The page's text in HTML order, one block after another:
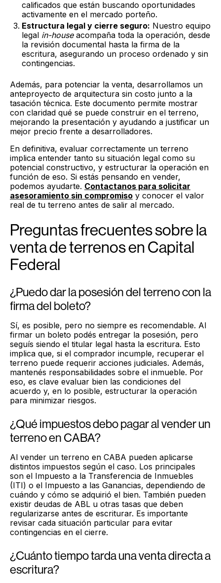
calificados que están buscando oportunidades
activamente en el mercado porteño.
Estructura legal y cierre seguro: Nuestro equipo
legal in-house acompaña toda la operación, desde
la revisión documental hasta la firma de la
escritura, asegurando un proceso ordenado y sin
contingencias.
Además, para potenciar la venta, desarrollamos un
anteproyecto de arquitectura sin costo junto a la
tasación técnica. Este documento permite mostrar
con claridad qué se puede construir en el terreno,
mejorando la presentación y ayudando a justificar un
mejor precio frente a desarrolladores.
En definitiva, evaluar correctamente un terreno
implica entender tanto su situación legal como su
potencial constructivo, y estructurar la operación en
función de eso. Si estás pensando en vender,
podemos ayudarte. Contactanos para solicitar
asesoramiento sin compromiso y conocer el valor
real de tu terreno antes de salir al mercado.
Preguntas frecuentes sobre la
venta de terrenos en Capital
Federal
¿Puedo dar la posesión del terreno con la
firma del boleto?
Sí, es posible, pero no siempre es recomendable. Al
firmar un boleto podés entregar la posesión, pero
seguís siendo el titular legal hasta la escritura. Esto
implica que, si el comprador incumple, recuperar el
terreno puede requerir acciones judiciales. Además,
mantenés responsabilidades sobre el inmueble. Por
eso, es clave evaluar bien las condiciones del
acuerdo y, en lo posible, estructurar la operación
para minimizar riesgos.
¿Qué impuestos debo pagar al vender un
terreno en CABA?
Al vender un terreno en CABA pueden aplicarse
distintos impuestos según el caso. Los principales
son el Impuesto a la Transferencia de Inmuebles
(ITI) o el Impuesto a las Ganancias, dependiendo de
cuándo y cómo se adquirió el bien. También pueden
existir deudas de ABL u otras tasas que deben
regularizarse antes de escriturar. Es importante
revisar cada situación particular para evitar
contingencias en el cierre.
¿Cuánto tiempo tarda una venta directa a
escritura?